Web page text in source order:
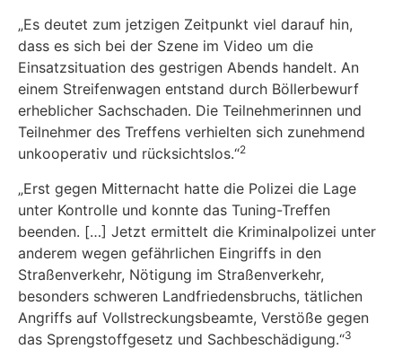
„Es deutet zum jetzigen Zeitpunkt viel darauf hin,
dass es sich bei der Szene im Video um die
Einsatzsituation des gestrigen Abends handelt. An
einem Streifenwagen entstand durch Böllerbewurf
erheblicher Sachschaden. Die Teilnehmerinnen und
Teilnehmer des Treffens verhielten sich zunehmend
unkooperativ und rücksichtslos.“2
„Erst gegen Mitternacht hatte die Polizei die Lage
unter Kontrolle und konnte das Tuning-Treffen
beenden. […] Jetzt ermittelt die Kriminalpolizei unter
anderem wegen gefährlichen Eingriffs in den
Straßenverkehr, Nötigung im Straßenverkehr,
besonders schweren Landfriedensbruchs, tätlichen
Angriffs auf Vollstreckungsbeamte, Verstöße gegen
das Sprengstoffgesetz und Sachbeschädigung.“3